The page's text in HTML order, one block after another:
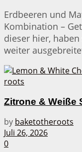
Erdbeeren und
Kombination –
dieser hier,
weiter
Zitrone & Weiße
by baketotheroots
Juli 26, 2026
0